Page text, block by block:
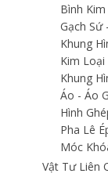
Bình
Gạch Sứ
Khung
Kim
Khung
Áo - Áo
Hình
Pha Lê
Móc
Vật Tư Liên